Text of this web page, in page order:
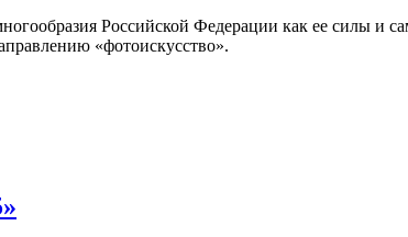
Российской Федерации как ее силы и
«фотоискусство».